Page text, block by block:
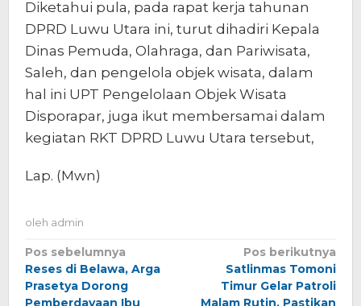
Diketahui pula, pada rapat kerja tahunan
DPRD Luwu Utara ini, turut dihadiri Kepala
Dinas Pemuda, Olahraga, dan Pariwisata,
Saleh, dan pengelola objek wisata, dalam
hal ini UPT Pengelolaan Objek Wisata
Disporapar, juga ikut membersamai dalam
kegiatan RKT DPRD Luwu Utara tersebut,
Lap. (Mwn)
oleh admin
Navigasi
pos
Pos sebelumnya
Reses di Belawa, Arga
Prasetya Dorong
Pemberdayaan Ibu
Pos berikutnya
Satlinmas Tomoni
Timur Gelar Patroli
Malam Rutin, Pastikan